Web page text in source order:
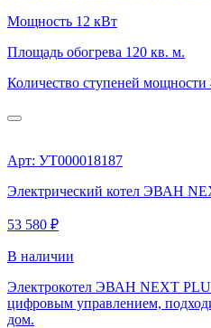
Мощность 12 кВт
Площадь обогрева 120 кв. м.
Количество ступеней мощности
Арт: УТ000018187
Электрический котел ЭВАН
53 580 ₽
В наличии
Электрокотел ЭВАН NEXT
цифровым управлением,
дом.